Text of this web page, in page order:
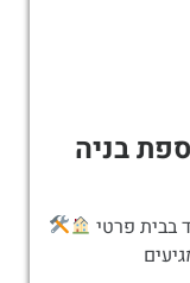
בניה
בבית פרטי